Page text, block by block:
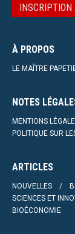
INSCRIPTION
À PROPOS
LE MAÎTRE
NOTES
MENTIONS
POLITIQUE SUR
ARTICLES
NOUVELLES
SCIENCES ET
BIOÉCONOMIE